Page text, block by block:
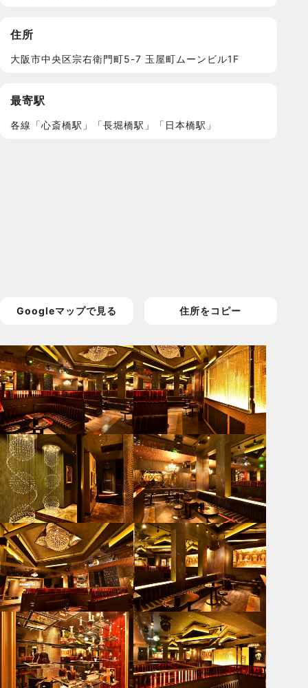
住所
大阪市中央区宗右衛門町5-7 玉屋町ムーンビル1F
最寄駅
各線「心斎橋駅」「長堀橋駅」「日本橋駅」
Googleマップで見る 住所をコピー